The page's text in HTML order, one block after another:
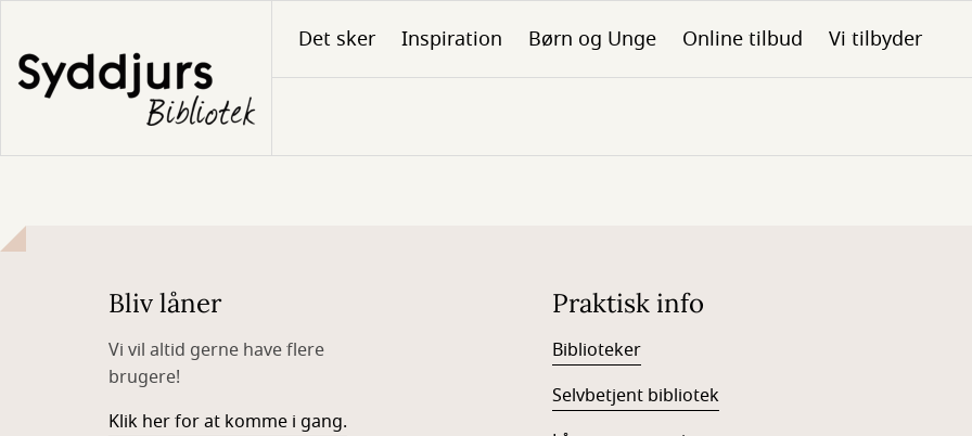
hovedindhold
Det sker Inspiration Børn og Unge Online tilbud Vi tilbyder
Bliv låner
Vi vil altid gerne have flere
brugere!
Klik her for at komme i gang.
Praktisk info
Biblioteker
Selvbetjent bibliotek